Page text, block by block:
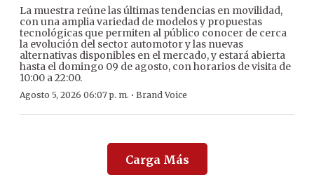
La muestra reúne las últimas tendencias en movilidad,
con una amplia variedad de modelos y propuestas
tecnológicas que permiten al público conocer de cerca
la evolución del sector automotor y las nuevas
alternativas disponibles en el mercado, y estará abierta
hasta el domingo 09 de agosto, con horarios de visita de
10:00 a 22:00.
Agosto 5, 2026 06:07 p. m. · Brand Voice
Carga Más